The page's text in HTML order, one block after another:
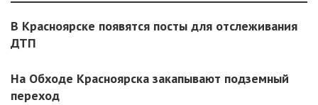
В Красноярске появятся посты для отслеживания
ДТП
На Обходе Красноярска закапывают подземный
переход